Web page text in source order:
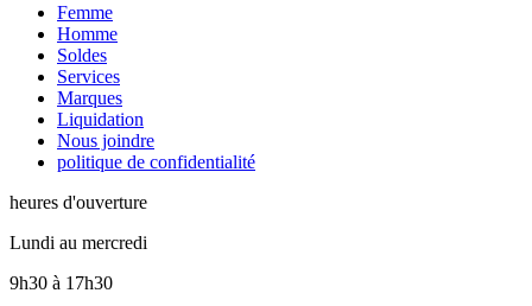
Femme
Homme
Soldes
Services
Marques
Liquidation
Nous joindre
politique de confidentialité
heures d'ouverture
Lundi au mercredi
9h30 à 17h30